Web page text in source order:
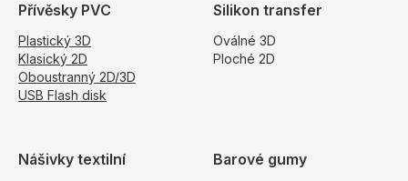
Přívěsky PVC
Plastický 3D
Klasický 2D
Oboustranný 2D/3D
USB Flash disk
Silikon transfer
Oválné 3D
Ploché 2D
Nášivky textilní Barové gumy